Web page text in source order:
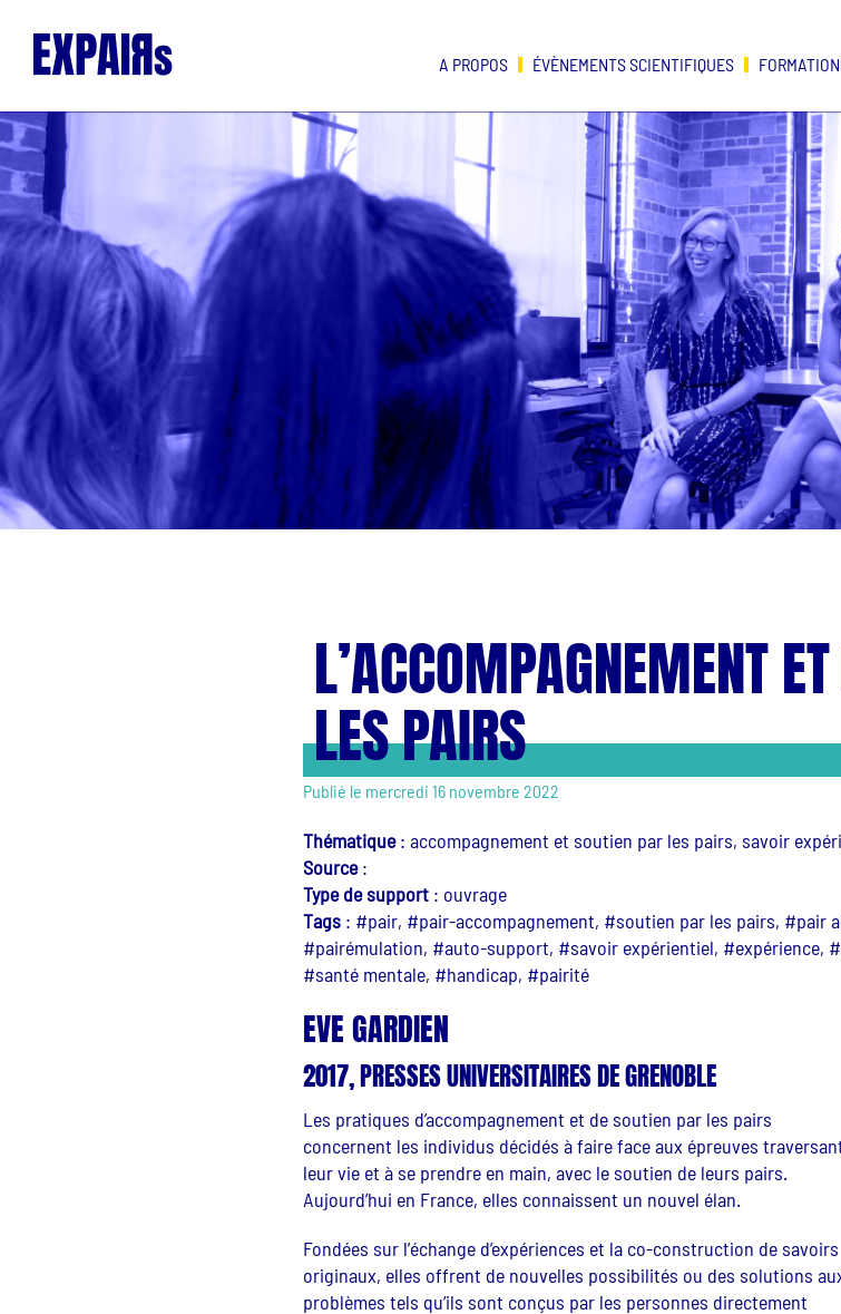
A PROPOS ÉVÈNEMENTS SCIENTIFIQUES
L’ACCOMPAGNEMENT
LES PAIRS
Publié le mercredi 16 novembre 2022
Thématique: accompagnement et soutien par les pairs, savoir
Source:
Type de support : ouvrage
Tags : #pair, #pair-accompagnement, #soutien par les pairs, #pair
#pairémulation, #auto-support, #savoir expérientiel, #expérience,
#santé mentale, #handicap, #pairité
EVE GARDIEN
2017, PRESSES UNIVERSITAIRES DE GRENOBLE
Les pratiques d’accompagnement et de soutien par les pairs
concernent les individus décidés à faire face aux épreuves
leur vie et à se prendre en main, avec le soutien de leurs pairs.
Aujourd’hui en France, elles connaissent un nouvel élan.
Fondées sur l’échange d’expériences et la co-construction de savoirs
originaux, elles offrent de nouvelles possibilités ou des solutions
problèmes tels qu’ils sont conçus par les personnes directement